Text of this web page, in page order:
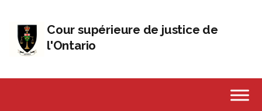
Cour supérieure de justice de
l'Ontario